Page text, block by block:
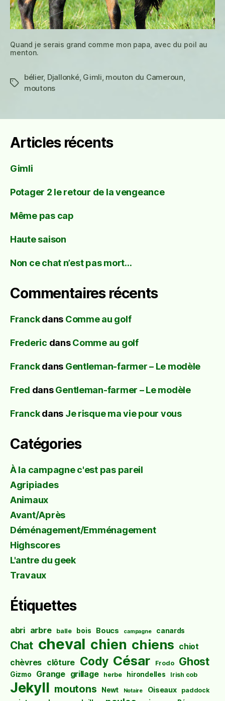
Quand je serais grand comme mon papa, avec du poil au
menton.
Étiquettes
bélier, Djallonké, Gimli, mouton du Cameroun,
moutons
Articles récents
Gimli
Potager 2 le retour de la vengeance
Même pas cap
Haute saison
Non ce chat n’est pas mort…
Commentaires récents
Franckdans Comme au golf
Frederic dansComme au golf
Franckdans Gentleman-farmer – Le modèle
Fred dansGentleman-farmer – Le modèle
Franckdans Je risque ma vie pour vous
Catégories
À la campagne c'est pas pareil
Agripiades
Animaux
Avant/Après
Déménagement/Emménagement
Highscores
L'antre du geek
Travaux
Étiquettes
abri arbre balle bois Boucs campagne canards
Chat cheval chien chiens chiot
chèvres clôture Cody César Frodo Ghost
Gizmo Grange grillage herbe hirondelles Irish cob
Jekyll moutons Newt Notaire Oiseaux paddock